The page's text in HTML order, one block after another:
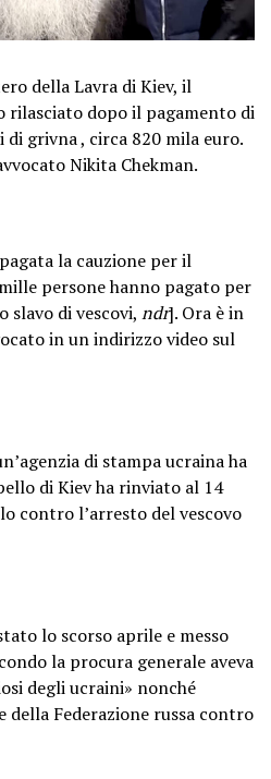
della Lavra di Kiev, il
rilasciato dopo il pagamento di
grivna , circa 820 mila euro.
Nikita Chekman.
la cauzione per il
persone hanno pagato per
di vescovi, ndr]. Ora è in
in un indirizzo video sul
di stampa ucraina ha
di Kiev ha rinviato al 14
contro l’arresto del vescovo
lo scorso aprile e messo
la procura generale aveva
degli ucraini» nonché
della Federazione russa contro